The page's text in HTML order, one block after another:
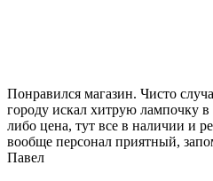
Понравился магазин. Чисто
городу искал хитрую лампочку в
либо цена, тут все в наличии и
вообще персонал приятный,
Павел